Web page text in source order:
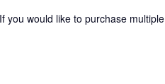
you would like to purchase multiple